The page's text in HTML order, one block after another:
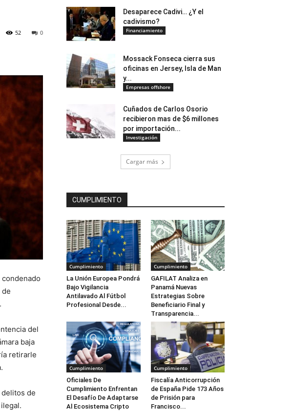
0
52
de
del
baja
retirarle
de
Desaparece Cadivi… ¿Y el
cadivismo?
Financiamiento
Mossack Fonseca cierra sus
oficinas en Jersey, Isla de Man
y...
Empresas offshore
Cuñados de Carlos Osorio
recibieron mas de $6 millones
por importación...
Investigación
Cargar más
CUMPLIMIENTO
Cumplimiento
La Unión Europea Pondrá
Bajo Vigilancia
Antilavado Al Fútbol
Profesional Desde...
Cumplimiento
GAFILAT Analiza en
Panamá Nuevas
Estrategias Sobre
Beneficiario Final y
Transparencia...
Cumplimiento
Oficiales De
Cumplimiento Enfrentan
El Desafío De Adaptarse
Al Ecosistema Cripto
Cumplimiento
Fiscalía Anticorrupción
de España Pide 173 Años
de Prisión para
Francisco...